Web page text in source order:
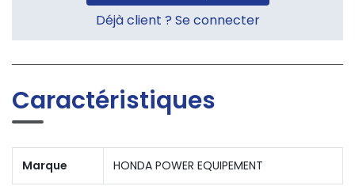
Déjà client ? Se connecter
Caractéristiques
Marque HONDA POWER EQUIPEMENT